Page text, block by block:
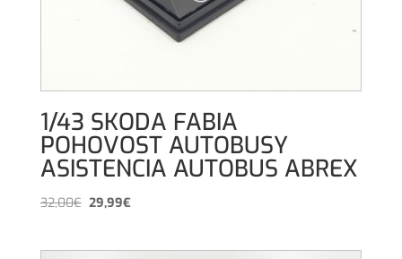
1/43 SKODA FABIA
POHOVOST AUTOBUSY
ASISTENCIA AUTOBUS ABREX
32,00€El29,99€El